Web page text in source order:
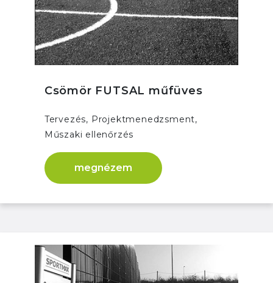
Csömör FUTSAL műfüves
Tervezés, Projektmenedzsment,
Műszaki ellenőrzés
megnézem